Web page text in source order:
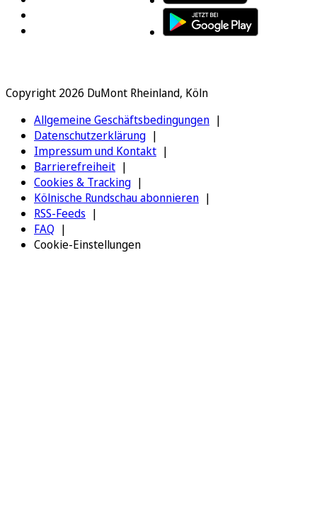
Copyright 2026 DuMont Rheinland, Köln
Allgemeine Geschäftsbedingungen
Datenschutzerklärung
Impressum und Kontakt
Barrierefreiheit
Cookies & Tracking
Kölnische Rundschau abonnieren
RSS-Feeds
FAQ
Cookie-Einstellungen